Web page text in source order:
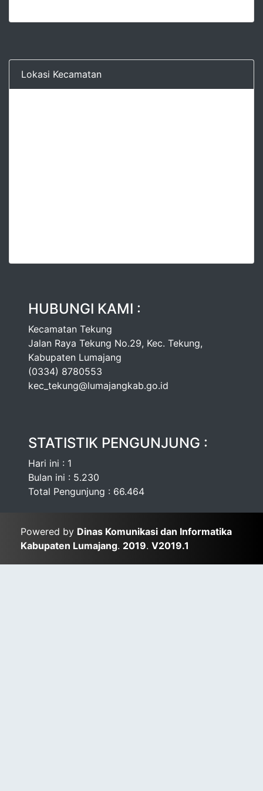
Lokasi Kecamatan
HUBUNGI KAMI :
Kecamatan Tekung
Jalan Raya Tekung No.29, Kec. Tekung,
Kabupaten Lumajang
(0334) 8780553
kec_tekung@lumajangkab.go.id
STATISTIK PENGUNJUNG :
Hari ini : 1
Bulan ini : 5.230
Total Pengunjung : 66.464
Powered by Dinas Komunikasi dan Informatika
Kabupaten Lumajang. 2019. V2019.1